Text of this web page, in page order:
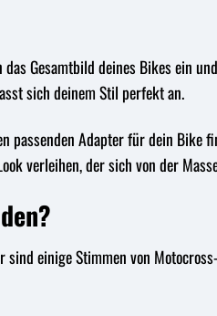
Gesamtbild deines Bikes ein
sich deinem Stil perfekt an.
passenden Adapter für dein Bike
verleihen, der sich von der
einige Stimmen von